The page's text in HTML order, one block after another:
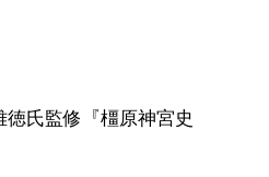
徳氏監修『橿原神宮史